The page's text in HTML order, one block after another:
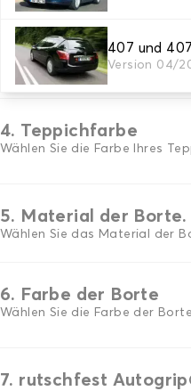
407 und
Version 04/
3. Set-Auswahl
Wählen Sie die Anzahl der
4. Teppichfarbe
Wählen Sie die Farbe Ihres
5. Material der Borte.
Wählen Sie das Material der
6. Farbe der Borte
Wählen Sie die Farbe der
7. rutschfest